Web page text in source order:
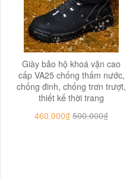
Giày bảo hộ khoá vặn cao
cấp VA25 chống thấm nước,
chống đinh, chống trơn trượt,
thiết kế thời trang
460.000₫ 500.000₫